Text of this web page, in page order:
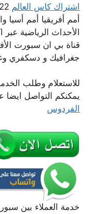
اشتراك كاس العالم
أمم أفريقيا أمم أسيا
قناة بي ان سبورت
جغرافيك و دسكفري
للاستعلام وطلب
يمكنكم التواصل ايضا
الفردوس
خدمة العملاء بين